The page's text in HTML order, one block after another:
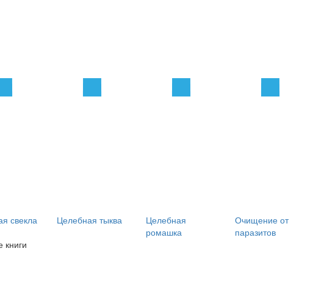
свекла Целебная тыква
Целебная
ромашка
Очищение от
паразитов
книги